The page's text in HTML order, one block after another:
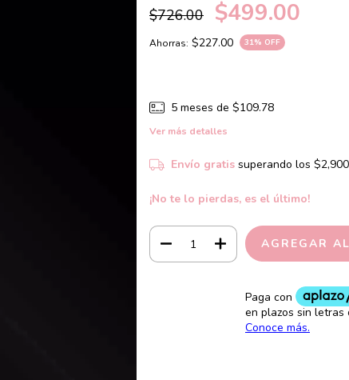
$726.00 $499.00
Ahorras: $227.00 31% OFF
5 meses de $109.78
Ver más detalles
Envío gratis superando los
¡No te lo pierdas, es el último!